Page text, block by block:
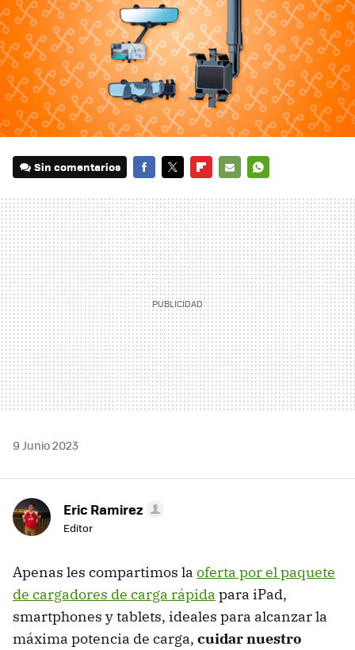
Sin comentarios
MAIL
9 Junio 2023
Eric Ramirez
Editor
Apenas les compartimos la oferta por el paquete
de cargadores de carga rápida para iPad,
smartphones y tablets, ideales para alcanzar la
máxima potencia de carga, cuidar nuestro